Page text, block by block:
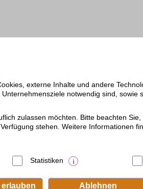
externe Inhalte und andere
notwendig sind, sowie
zulassen möchten. Bitte beachten
stehen. Weitere Informationen
Statistiken
Ablehnen